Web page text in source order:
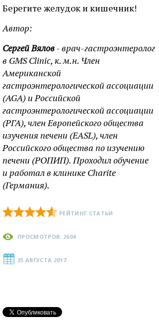
Берегите желудок и кишечник!
Автор:
Сергей Вялов- врач-гастроэнтеролог
в GMS Clinic, к. м.н. Член
Американской
гастроэнтерологической ассоциации
(AGA) и Российской
гастроэнтерологической ассоциации
(РГА), член Европейского общества
изучения печени (EASL), член
Российского общества по изучению
печени (РОПИП). Проходил обучение
и работал в клинике Charite
(Германия).
РЕЙТИНГ СТАТЬИ
ПРОСМОТРОВ: 2604
25 АВГУСТА 2017